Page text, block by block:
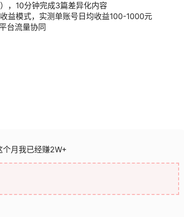
，10分钟完成3篇差异化内容
益模式，实测单账号日均收益100-1000元
台流量协同
月我已经赚2W+